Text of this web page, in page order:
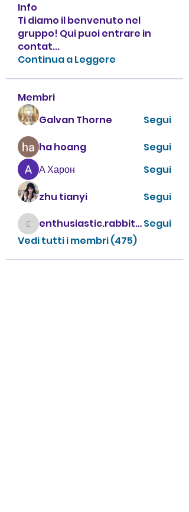
Info
Ti diamo il benvenuto nel
gruppo! Qui puoi entrare in
contat...
Continua a Leggere
Membri
Galvan Thorne
Segui
ha hoang
Segui
А Харон
Segui
zhu tianyi
Segui
enthusiastic.rabbit.uhur enthusiastic.rabbit.uhurSegui
Vedi tutti i membri (475)